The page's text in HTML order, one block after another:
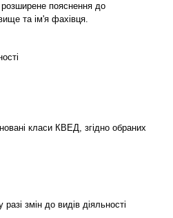
пояснення до
та ім'я фахівця.
класи КВЕД, згідно обраних
змін до видів діяльності